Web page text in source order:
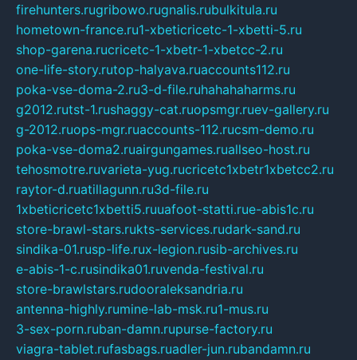
firehunters.rugribowo.rugnalis.rubulkitula.ru
hometown-france.ru1-xbeticricetc-1-xbetti-5.ru
shop-garena.rucricetc-1-xbetr-1-xbetcc-2.ru
one-life-story.rutop-halyava.ruaccounts112.ru
poka-vse-doma-2.ru3-d-file.ruhahahaharms.ru
g2012.rutst-1.rushaggy-cat.ruopsmgr.ruev-gallery.ru
g-2012.ruops-mgr.ruaccounts-112.rucsm-demo.ru
poka-vse-doma2.ruairgungames.ruallseo-host.ru
tehosmotre.ruvarieta-yug.rucricetc1xbetr1xbetcc2.ru
raytor-d.ruatillagunn.ru3d-file.ru
1xbeticricetc1xbetti5.ruuafoot-statti.rue-abis1c.ru
store-brawl-stars.rukts-services.rudark-sand.ru
sindika-01.rusp-life.rux-legion.rusib-archives.ru
e-abis-1-c.rusindika01.ruvenda-festival.ru
store-brawlstars.rudooraleksandria.ru
antenna-highly.rumine-lab-msk.ru1-mus.ru
3-sex-porn.ruban-damn.rupurse-factory.ru
viagra-tablet.rufasbags.ruadler-jun.rubandamn.ru